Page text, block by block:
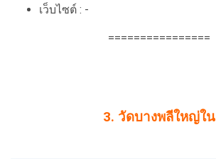
เว็บไซต์ : -
================
3. วัดบางพลีใหญ่ใน